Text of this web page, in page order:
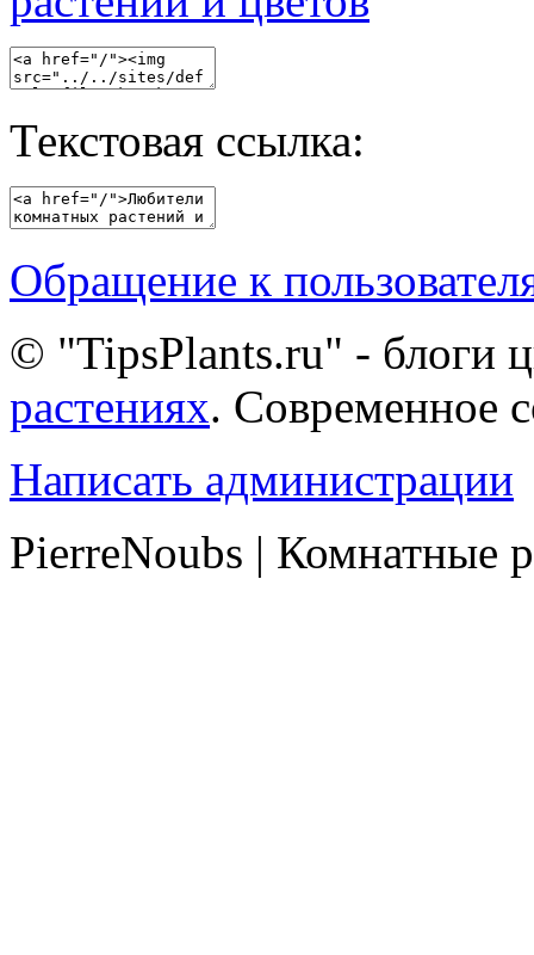
Текстовая ссылка:
Обращение к
© "TipsPlants.ru" - блоги
растениях. Современное
Написать администрации
PierreNoubs | Комнатные